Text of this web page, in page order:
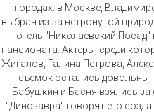
городах: в Москве,
выбран из-за нетронутой
отель "Николаевский
пансионата. Актеры, среди
Жигалов, Галина Петрова,
съемок остались довольны,
Бабушкин и Басня взялись
"Динозавра" говорят его